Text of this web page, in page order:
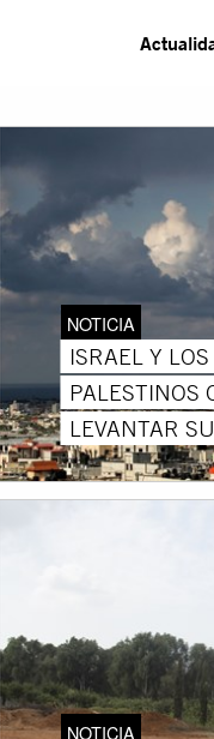
NOTICIA
ISRAEL Y
PALESTINOS
LEVANTAR
NOTICIA